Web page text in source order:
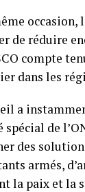
de réduire
compte
dans les
a
spécial de
des
armés,
la paix et la